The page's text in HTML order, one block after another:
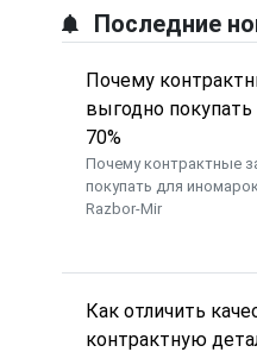
Последние
Почему
выгодно
70%
Почему контрактные
покупать для
Razbor-Mir
Как отличить
контрактную